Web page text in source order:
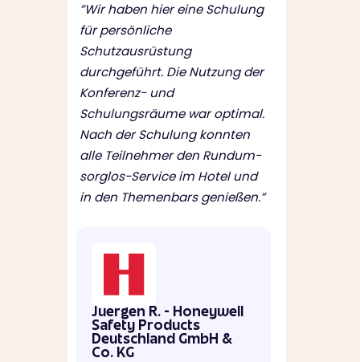
”Wir haben hier eine Schulung
für persönliche
Schutzausrüstung
durchgeführt. Die Nutzung der
Konferenz- und
Schulungsräume war optimal.
Nach der Schulung konnten
alle Teilnehmer den Rundum-
sorglos-Service im Hotel und
in den Themenbars genießen.”
Juergen R. - Honeywell
Safety Products
Deutschland GmbH &
Co. KG